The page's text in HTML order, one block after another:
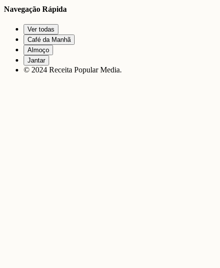
Navegação Rápida
Ver todas
Café da Manhã
Almoço
Jantar
© 2024 Receita Popular Media.